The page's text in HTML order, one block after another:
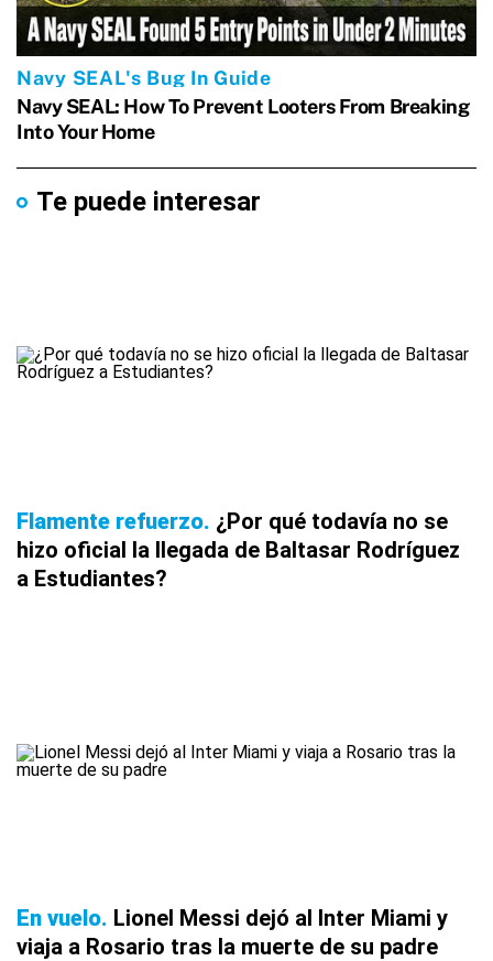
Te puede interesar
Flamente refuerzo ¿Por qué todavía no se
hizo oficial la llegada de Baltasar Rodríguez
a Estudiantes?
En vuelo Lionel Messi dejó al Inter Miami y
viaja a Rosario tras la muerte de su padre